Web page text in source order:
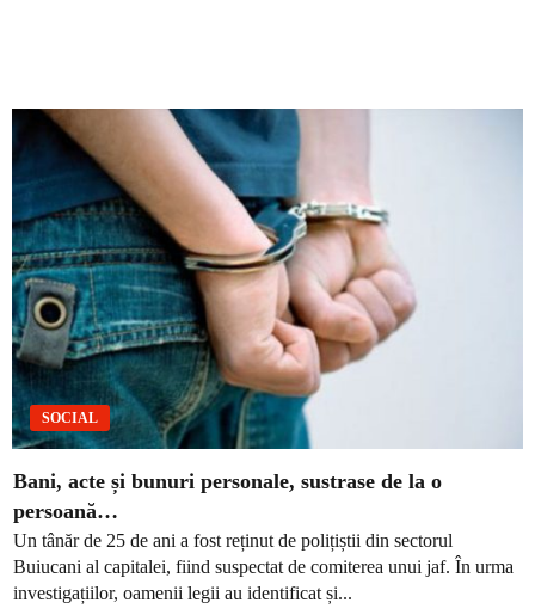
SOCIAL
Bani, acte și bunuri personale, sustrase de la o
persoană…
Un tânăr de 25 de ani a fost reținut de polițiștii din sectorul
Buiucani al capitalei, fiind suspectat de comiterea unui jaf. În urma
investigațiilor, oamenii legii au identificat și...